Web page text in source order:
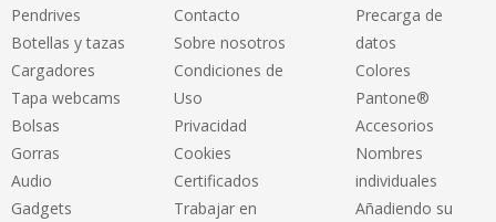
Pendrives
Botellas y tazas
Cargadores
Tapa webcams
Bolsas
Gorras
Audio
Gadgets
Contacto
Sobre nosotros
Condiciones de
Uso
Privacidad
Cookies
Certificados
Trabajar en
Precarga de
datos
Colores
Pantone®
Accesorios
Nombres
individuales
Añadiendo su